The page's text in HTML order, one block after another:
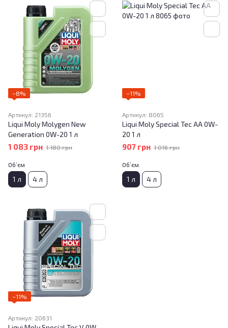
−8%
Артикул: 21356
Liqui Moly Molygen New
Generation 0W-20 1 л
1 083 грн 1 180 грн
Об’єм
1 л 4 л
−11%
Артикул: 8065
Liqui Moly Special Tec AA 0W-
20 1 л
907 грн 1 016 грн
Об’єм
1 л 4 л
−11%
Артикул: 20631